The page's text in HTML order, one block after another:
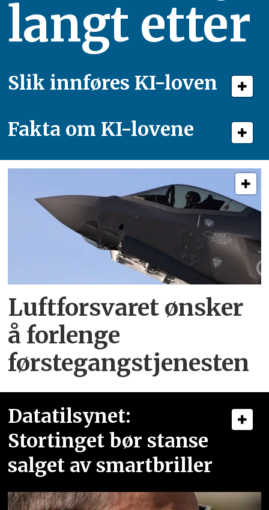
langt etter
Slik innføres KI-loven
Fakta om KI-lovene
Luftforsvaret ønsker
å forlenge
førstegangstjenesten
Datatilsynet:
Stortinget bør stanse
salget av smartbriller